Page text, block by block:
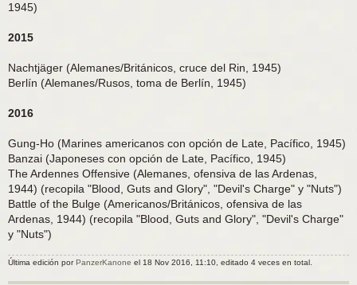
1945)
2015
Nachtjäger (Alemanes/Británicos, cruce del Rin, 1945)
Berlín (Alemanes/Rusos, toma de Berlín, 1945)
2016
Gung-Ho (Marines americanos con opción de Late, Pacífico, 1945)
Banzai (Japoneses con opción de Late, Pacífico, 1945)
The Ardennes Offensive (Alemanes, ofensiva de las Ardenas,
1944) (recopila "Blood, Guts and Glory", "Devil's Charge" y "Nuts")
Battle of the Bulge (Americanos/Británicos, ofensiva de las
Ardenas, 1944) (recopila "Blood, Guts and Glory", "Devil's Charge"
y "Nuts")
Última edición porPanzerKanone el 18 Nov 2016, 11:10, editado 4 veces en total.